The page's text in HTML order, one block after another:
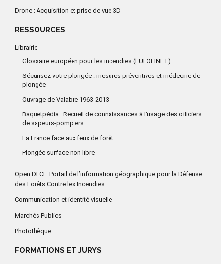
Drone : Acquisition et prise de vue 3D
RESSOURCES
Librairie
Glossaire européen pour les incendies (EUFOFINET)
Sécurisez votre plongée : mesures préventives et médecine de
plongée
Ouvrage de Valabre 1963-2013
Baquetpédia : Recueil de connaissances à l’usage des officiers
de sapeurs-pompiers
La France face aux feux de forêt
Plongée surface non libre
Open DFCI : Portail de l’information géographique pour la Défense
des Forêts Contre les Incendies
Communication et identité visuelle
Marchés Publics
Photothèque
FORMATIONS ET JURYS